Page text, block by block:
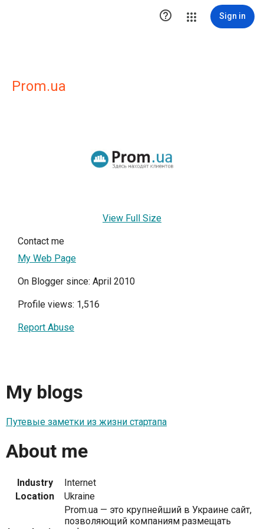
 Sign in
Prom.ua
View Full Size
Contact me
My Web Page
On Blogger since: April 2010
Profile views: 1,516
Report Abuse
My blogs
Путевые заметки из жизни стартапа
About me
Industry
Internet
Location
Ukraine
Prom.ua — это крупнейший в Украине сайт,
позволяющий компаниям размещать